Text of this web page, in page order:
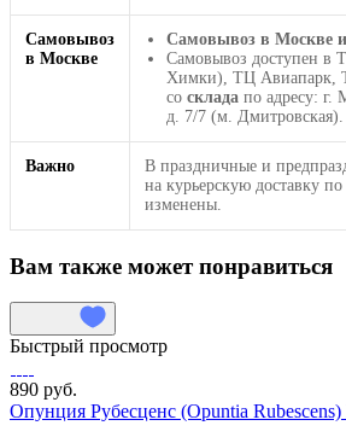
Самовывоз
в Москве
Самовывоз в Москве
Самовывоз доступен в
Химки), ТЦ Авиапарк,
со склада по адресу: г.
д. 7/7 (м. Дмитровская).
Важно
В праздничные и
на курьерскую доставку
изменены.
Вам также может понравиться
Быстрый просмотр
890 руб.
Опунция Рубесценс (Opuntia